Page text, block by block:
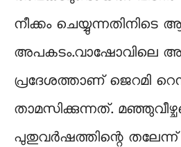
നീക്കം ചെയ്യുന്നതിനിടെ
അപകടം.വാഷോവിലെ
പ്രദേശത്താണ് ജെറമി
താമസിക്കുന്നത്.
പുതുവര്‍ഷത്തിന്റെ തലേന്ന്